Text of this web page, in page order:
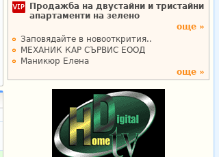
Продажба на двустайни и тристайни
апартаменти на зелено
още »
Заповядайте в новооткрития..
МЕХАНИК КАР СЪРВИС ЕООД
Маникюр Елена
още »